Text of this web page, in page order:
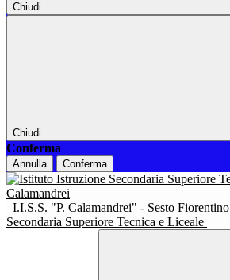
Chiudi
Chiudi
Conferma
Annulla Conferma
I.I.S.S. "P. Calamandrei" - Sesto Fiorentino
Secondaria Superiore Tecnica e Liceale